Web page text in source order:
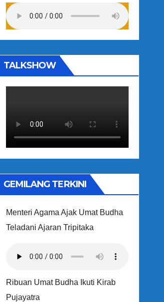
TALKSHOW
GEMILANG TERKINI
Menteri Agama Ajak Umat Budha
Teladani Ajaran Tripitaka
Ribuan Umat Budha Ikuti Kirab
Pujayatra